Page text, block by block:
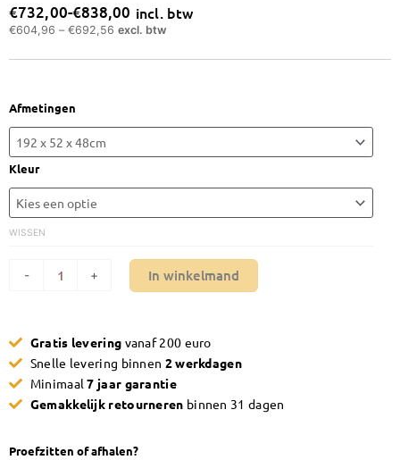
€732,00-€838,00
Prijsklasse:
€732,00
tot
incl. btw
€604,96 – €692,56 excl. btw
Afmetingen
Kleur
WISSEN
-
TV
Meubel
Maxfurn
Gamma
+ In winkelmand
Gratis levering vanaf 200 euro
Snelle levering binnen 2 werkdagen
Minimaal7 jaar garantie
Gemakkelijk retourneren binnen 31 dagen
Proefzitten of afhalen?